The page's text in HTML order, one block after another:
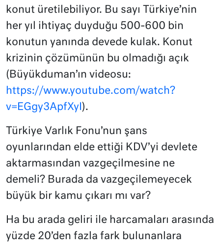
konut üretilebiliyor. Bu sayı Türkiye’nin
her yıl ihtiyaç duyduğu 500-600 bin
konutun yanında devede kulak. Konut
krizinin çözümünün bu olmadığı açık
(Büyükduman’ın videosu:
https://www.youtube.com/watch?
v=EGgy3ApfXyI).
Türkiye Varlık Fonu’nun şans
oyunlarından elde ettiği KDV’yi devlete
aktarmasından vazgeçilmesine ne
demeli? Burada da vazgeçilemeyecek
büyük bir kamu çıkarı mı var?
Ha bu arada geliri ile harcamaları arasında
yüzde 20’den fazla fark bulunanlara